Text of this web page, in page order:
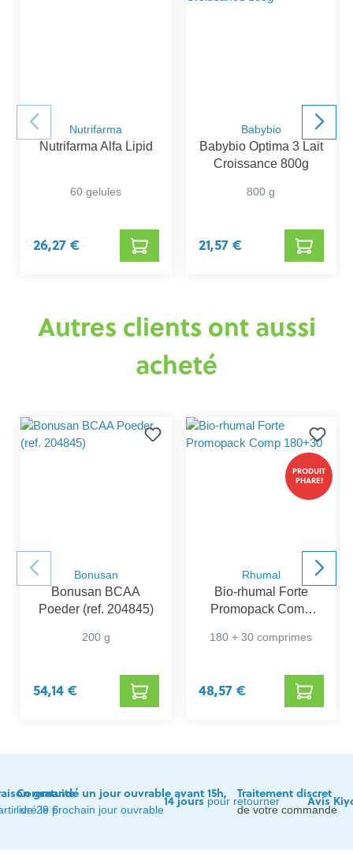
Nutrifarma
Nutrifarma Alfa Lipid
60 gelules
26,27 €
Babybio
Babybio Optima 3 Lait
Croissance 800g
800 g
21,57 €
Autres clients ont aussi
acheté
Bonusan
Bonusan BCAA
Poeder (ref. 204845)
200 g
54,14 €
PRODUIT
PHARE!
Rhumal
Bio-rhumal Forte
Promopack Comp
180 + 30 comprimes
48,57 €
gratuite
de 29 €
Commandé un jour ouvrable avant 15h,
livré le prochain jour ouvrable
14 jourspour retourner
Traitement discret
de votre commande
Avis